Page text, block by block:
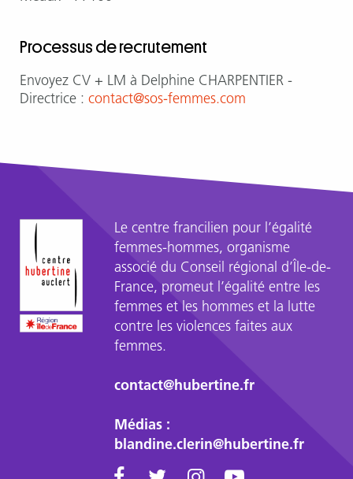
Processus de recrutement
Envoyez CV + LM à Delphine CHARPENTIER -
Directrice : contact@sos-femmes.com
Le centre francilien pour l’égalité
femmes-hommes, organisme
associé du Conseil régional d’Île-de-
France, promeut l’égalité entre les
femmes et les hommes et la lutte
contre les violences faites aux
femmes.
contact@hubertine.fr
Médias :
blandine.clerin@hubertine.fr